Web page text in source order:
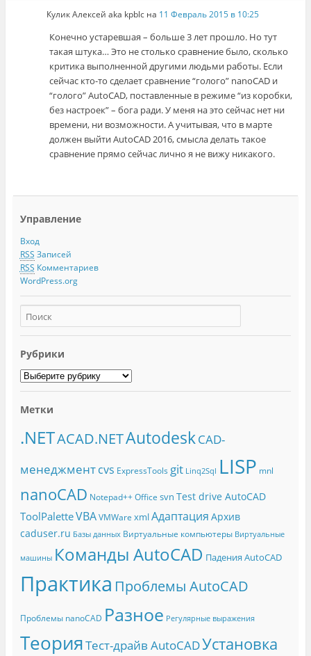
Кулик Алексей aka kpblc на 11 Февраль 2015 в 10:25
Конечно устаревшая – больше 3 лет прошло. Но тут
такая штука… Это не столько сравнение было, сколько
критика выполненной другими людьми работы. Если
сейчас кто-то сделает сравнение “голого” nanoCAD и
“голого” AutoCAD, поставленные в режиме “из коробки,
без настроек” – бога ради. У меня на это сейчас нет ни
времени, ни возможности. А учитывая, что в марте
должен выйти AutoCAD 2016, смысла делать такое
сравнение прямо сейчас лично я не вижу никакого.
Управление
Вход
RSS Записей
RSS Комментариев
WordPress.org
Рубрики
Метки
.NETACAD.NETAutodeskCAD-
менеджмент cvs ExpressTools git Linq2Sql LISP mnl
nanoCAD Notepad++ Office svn Test drive AutoCAD
ToolPaletteVBA VMWare xmlАдаптация Архив
caduser.ru Базы данных Виртуальные компьютеры Виртуальные
машины Команды AutoCAD Падения AutoCAD
Практика Проблемы AutoCAD
Проблемы nanoCAD Разное Регулярные выражения
ТеорияТест-драйв AutoCADУстановка